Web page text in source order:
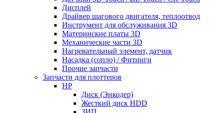
Дисплей
Драйвер шагового двигателя, теплоотвод
Инструмент для обслуживания 3D
Материнские платы 3D
Механические части 3D
Нагревательный элемент, датчик
Насадка (сопло) / Фитинги
Прочие запчасти
Запчасти для плоттеров
HP
Диск (Энкодер)
Жесткий диск HDD